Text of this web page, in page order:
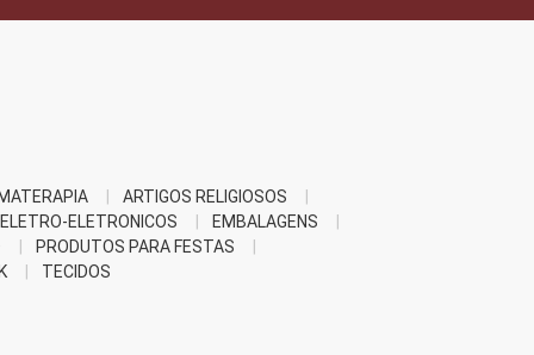
ARTIGOS RELIGIOSOS
ELETRO-ELETRONICOS
EMBALAGENS
PRODUTOS PARA FESTAS
TECIDOS